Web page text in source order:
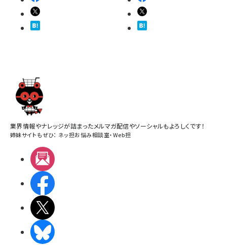
業界情報やナレッジが詰まったメルマガ配信やソーシャルもよろしくです！
姉妹サイトもぜひ： ネッ担お悩み相談室・Web担